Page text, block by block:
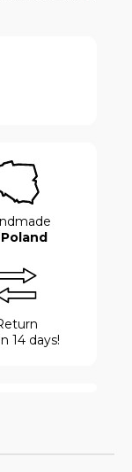
14 days!